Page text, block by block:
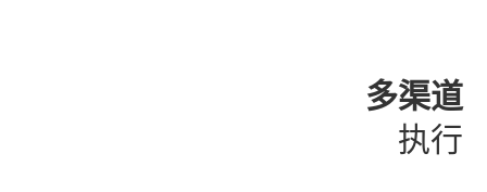
多渠道
执行